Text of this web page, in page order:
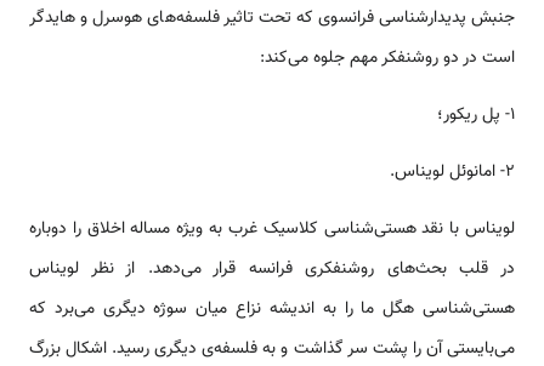
جنبش پدیدارشناسی فرانسوی که تحت تاثیر فلسفه‌های هوسرل و هایدگر
است در دو روشنفکر مهم جلوه می‌کند:
1- پل ریکور؛
2- امانوئل لویناس.
لویناس با نقد هستی‌شناسی کلاسیک غرب به ویژه مساله‌ اخلاق را دوباره
در قلب بحث‌های روشنفکری فرانسه قرار می‌دهد. از نظر لویناس
هستی‌شناسی هگل ما را به اندیشه نزاع میان سوژه دیگری می‌برد که
می‌بایستی آن را پشت سر گذاشت و به فلسفه‌ی دیگری رسید. اشکال بزرگ